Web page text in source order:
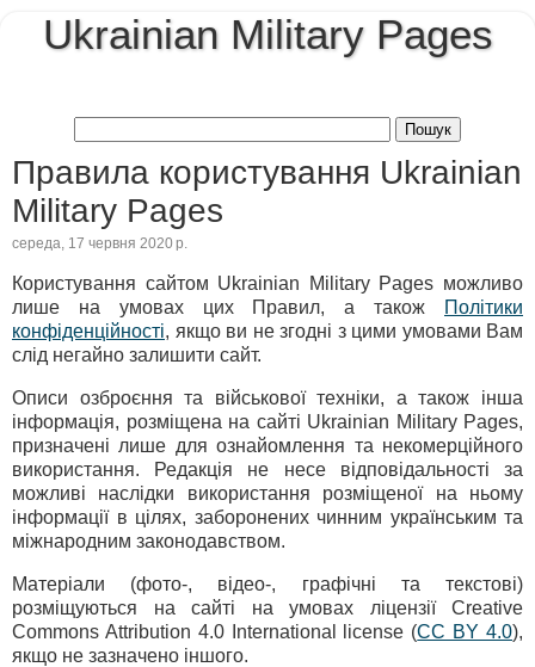
Ukrainian Military Pages
Правила користування Ukrainian
Military Pages
середа, 17 червня 2020 р.
Користування сайтом Ukrainian Military Pages можливо
лише на умовах цих Правил, а також
Політики
конфіденційності, якщо ви не згодні з цими умовами Вам
слід негайно залишити сайт.
Описи озброєння та військової техніки, а також інша
інформація, розміщена на сайті Ukrainian Military Pages,
призначені лише для ознайомлення та некомерційного
використання. Редакція не несе відповідальності за
можливі наслідки використання розміщеної на ньому
інформації в цілях, заборонених чинним українським та
міжнародним законодавством.
Матеріали (фото-, відео-, графічні та текстові)
розміщуються на сайті на умовах ліцензії Creative
Commons Attribution 4.0 International license (CC BY 4.0),
якщо не зазначено іншого.